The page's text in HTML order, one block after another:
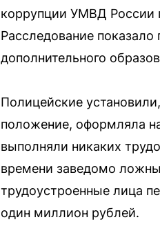
коррупции УМВД России
Расследование
дополнительного
Полицейские
положение, оформляла
выполняли никаких
времени заведомо
трудоустроенные лица
один миллион рублей.